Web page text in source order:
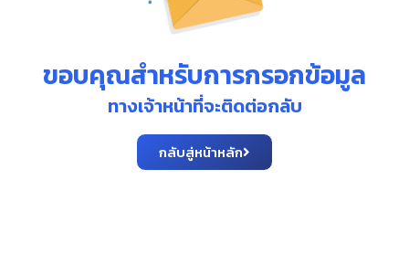
ขอบคุณสำหรับการกรอกข้อมูล
ทางเจ้าหน้าที่จะติดต่อกลับ
กลับสู่หน้าหลัก